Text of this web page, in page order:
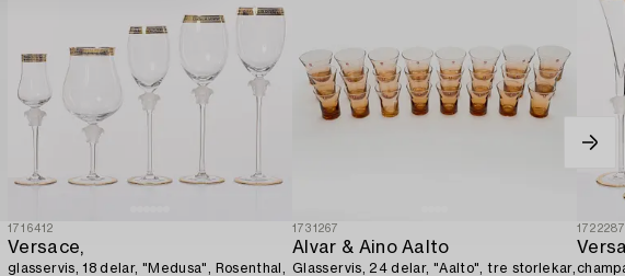
1716412
Versace,
glasservis, 18 delar, "Medusa", Rosenthal,
1731267
Alvar & Aino Aalto
Glasservis, 24 delar, "Aalto", tre storlekar,